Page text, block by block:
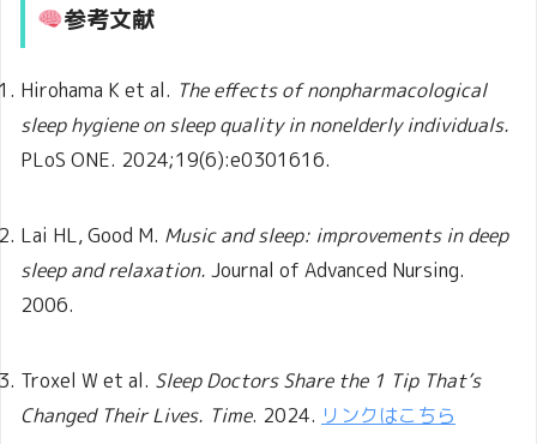
参考文献
Hirohama K et al. The effects of nonpharmacological
sleep hygiene on sleep quality in nonelderly individuals.
PLoS ONE. 2024;19(6):e0301616.
Lai HL, Good M. Music and sleep: improvements in deep
sleep and relaxation. Journal of Advanced Nursing.
2006.
Troxel W et al. Sleep Doctors Share the 1 Tip That’s
Changed Their Lives. Time. 2024. リンクはこちら